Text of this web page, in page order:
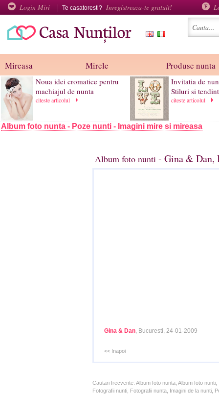
Login Miri Te casatoresti? Inregistreaza-te gratuit!
Mireasa Mirele Produse nunta
Noua idei cromatice pentru
machiajul de nunta
citeste articolul
Invitatia de
Stiluri si
citeste articolul
Album foto nunta - Poze nunti - Imagini mire si mireasa
Album foto nunti - Gina & Dan,
Gina & Dan, Bucuresti, 24-01-2009
<< Inapoi
Cautari frecvente: Album foto nunta, Album foto
Fotografii nunti, Fotografii nunta, Imagini de la nunti,